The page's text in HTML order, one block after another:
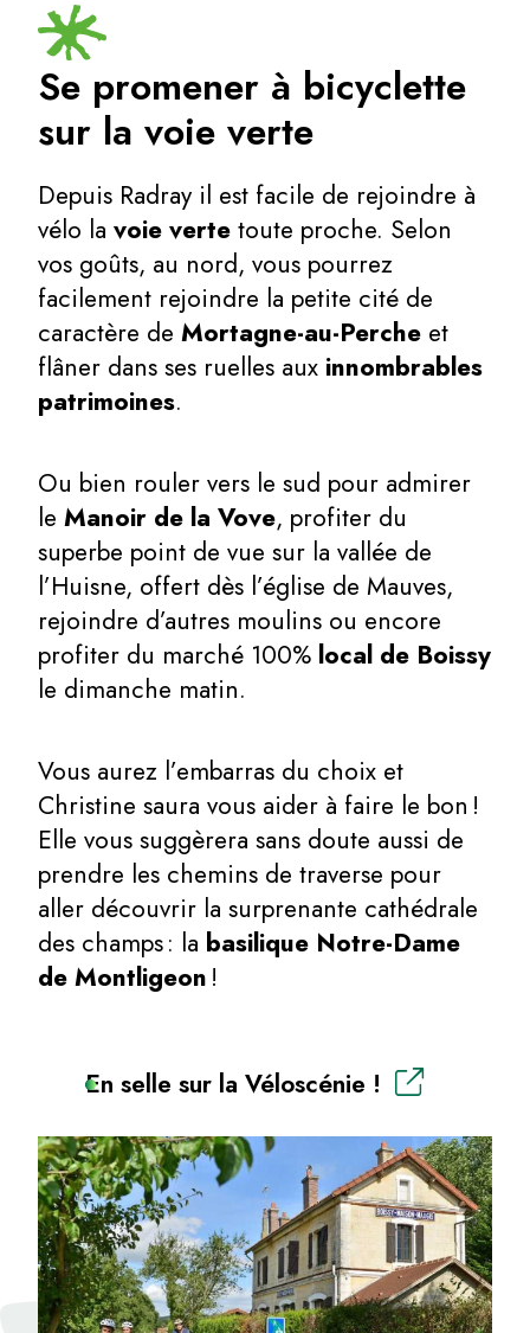
Se promener à bicyclette
sur la voie verte
Depuis Radray il est facile de rejoindre à
vélo la voie verte toute proche. Selon
vos goûts, au nord, vous pourrez
facilement rejoindre la petite cité de
caractère de Mortagne-au-Perche et
flâner dans ses ruelles aux innombrables
patrimoines.
Ou bien rouler vers le sud pour admirer
le Manoir de la Vove, profiter du
superbe point de vue sur la vallée de
l’Huisne, offert dès l’église de Mauves,
rejoindre d’autres moulins ou encore
profiter du marché 100% local de Boissy
le dimanche matin.
Vous aurez l’embarras du choix et
Christine saura vous aider à faire le bon !
Elle vous suggèrera sans doute aussi de
prendre les chemins de traverse pour
aller découvrir la surprenante cathédrale
des champs : la basilique Notre-Dame
de Montligeon !
En selle sur la Véloscénie !